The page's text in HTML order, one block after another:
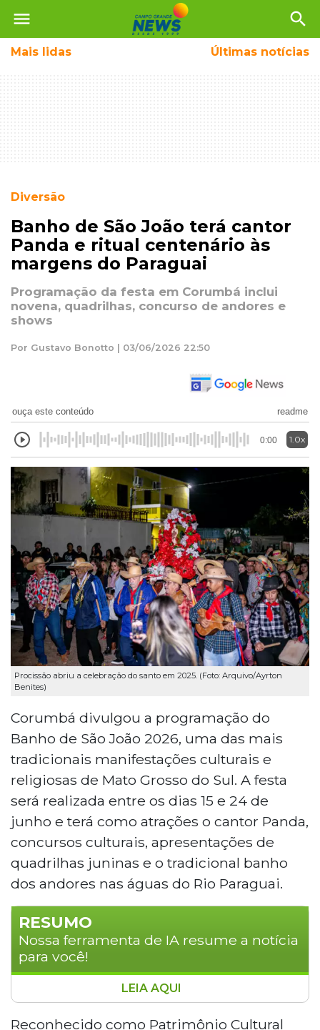
menu search
Mais lidas Últimas notícias
Diversão
Banho de São João terá cantor
Panda e ritual centenário às
margens do Paraguai
Programação da festa em Corumbá inclui
novena, quadrilhas, concurso de andores e
shows
Por Gustavo Bonotto | 03/06/2026 22:50
ouça este conteúdo readme
0:00 1.0x
Procissão abriu a celebração do santo em 2025. (Foto: Arquivo/Ayrton
Benites)
Corumbá divulgou a programação do
Banho de São João 2026, uma das mais
tradicionais manifestações culturais e
religiosas de Mato Grosso do Sul. A festa
será realizada entre os dias 15 e 24 de
junho e terá como atrações o cantor Panda,
concursos culturais, apresentações de
quadrilhas juninas e o tradicional banho
dos andores nas águas do Rio Paraguai.
RESUMO
Nossa ferramenta de IA resume a notícia
para você!
Corumbá divulgou a programação do
Banho de São João 2026, celebração
LEIA AQUI
Reconhecido como Patrimônio Cultural